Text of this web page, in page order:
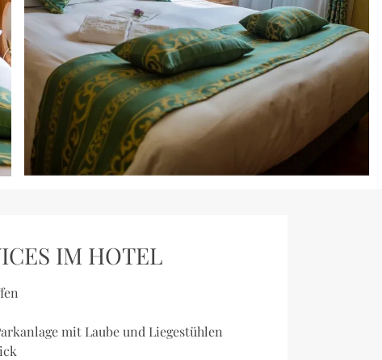
IM HOTEL
mit Laube und Liegestühlen